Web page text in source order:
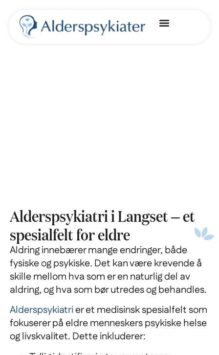
Alderspsykiatri i Langset – et
spesialfelt for eldre
Aldring innebærer mange endringer, både
fysiske og psykiske. Det kan være krevende å
skille mellom hva som er en naturlig del av
aldring, og hva som bør utredes og behandles.
Alderspsykiatrier et medisinsk spesialfelt som
fokuserer på eldre menneskers psykiske helse
og livskvalitet. Dette inkluderer: